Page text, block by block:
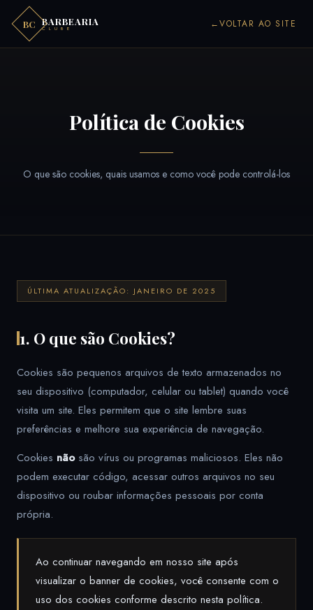
BC BARBEARIA
CLUBE ←VOLTAR AO SITE
Política de Cookies
O que são cookies, quais usamos e como você pode controlá-los
ÚLTIMA ATUALIZAÇÃO: JANEIRO DE 2025
1. O que são Cookies?
Cookies são pequenos arquivos de texto armazenados no
seu dispositivo (computador, celular ou tablet) quando você
visita um site. Eles permitem que o site lembre suas
preferências e melhore sua experiência de navegação.
Cookies nãosão vírus ou programas maliciosos. Eles não
podem executar código, acessar outros arquivos no seu
dispositivo ou roubar informações pessoais por conta
própria.
Ao continuar navegando em nosso site após
visualizar o banner de cookies, você consente com o
uso dos cookies conforme descrito nesta política.